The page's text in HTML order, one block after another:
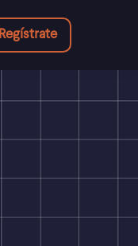
Regístrate